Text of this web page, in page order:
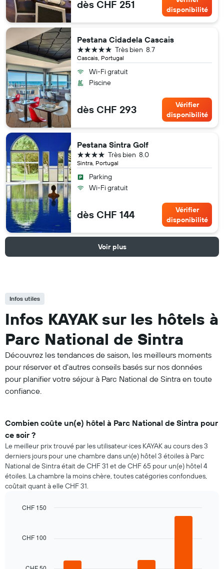
dès CHF 251
disponibilité
Pestana Cidadela Cascais
Cascais, Portugal
8.7
Très bien
5 étoiles
Wi-Fi gratuit
Piscine
dès CHF 293
Vérifier
disponibilité
Pestana Sintra Golf
Sintra, Portugal
8.0
Très bien
4 étoiles
Parking
Wi-Fi gratuit
dès CHF 144
Vérifier
disponibilité
Voir plus
Infos utiles
Infos KAYAK sur les hôtels à
Parc National de Sintra
Découvrez les tendances de saison, les meilleurs moments
pour réserver et d'autres conseils basés sur nos données
pour planifier votre séjour à Parc National de Sintra en toute
confiance.
Combien coûte un(e) hôtel à Parc National de Sintra pour
ce soir ?
Le meilleur prix trouvé par les utilisateur·ices KAYAK au cours des 3
derniers jours pour une chambre dans un(e) hôtel 3 étoiles à Parc
National de Sintra était de CHF 31 et de CHF 65 pour un(e) hôtel 4
étoiles. La chambre la moins chère, toutes catégories confondues,
coûtait quant à elle CHF 31.
with
CHF 100
CHF 150